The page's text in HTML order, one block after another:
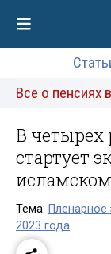
Все о пенсиях
В четырех
стартует
Тема:
2023 года